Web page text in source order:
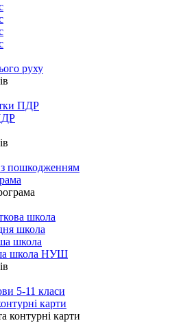
руху
ПДР
з пошкодженням
школа
школа
школа
школа НУШ
5-11 класи
карти
контурні карти